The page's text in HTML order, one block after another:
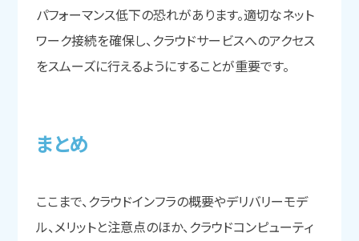
パフォーマンス低下の恐れがあります。適切なネット
ワーク接続を確保し、クラウドサービスへのアクセス
をスムーズに行えるようにすることが重要です。
まとめ
ここまで、クラウドインフラの概要やデリバリーモデ
ル、メリットと注意点のほか、クラウドコンピューティ